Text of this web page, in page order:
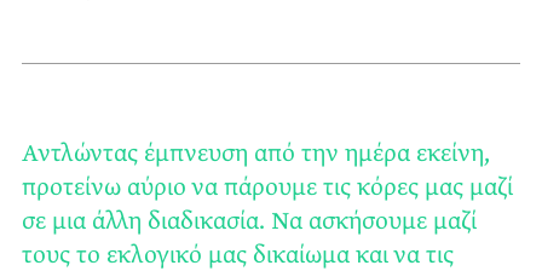
Αντλώντας έμπνευση από την ημέρα εκείνη,
προτείνω αύριο να πάρουμε τις κόρες μας μαζί
σε μια άλλη διαδικασία. Να ασκήσουμε μαζί
τους το εκλογικό μας δικαίωμα και να τις